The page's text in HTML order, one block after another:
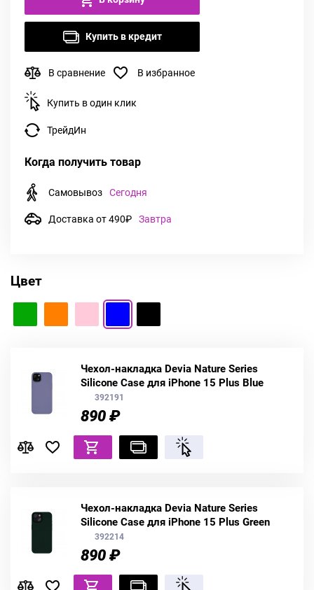
Купить в кредит
В сравнение В избранное
Купить в один клик
ТрейдИн
Когда получить товар
Самовывоз Сегодня
Доставка от 490₽ Завтра
Цвет
Чехол-накладка Devia Nature Series
Silicone Case для iPhone 15 Plus Blue
392191
890 ₽
Чехол-накладка Devia Nature Series
Silicone Case для iPhone 15 Plus Green
392214
890 ₽